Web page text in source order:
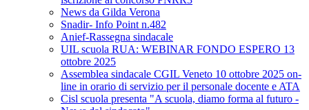
News da Gilda Verona
Snadir- Info Point n.482
Anief-Rassegna sindacale
UIL scuola RUA: WEBINAR FONDO ESPERO 13
ottobre 2025
Assemblea sindacale CGIL Veneto 10 ottobre 2025 on-
line in orario di servizio per il personale docente e ATA
Cisl scuola presenta "A scuola, diamo forma al futuro -